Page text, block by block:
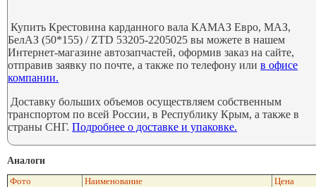
Купить Крестовина карданного вала КАМАЗ Евро, МАЗ,
БелАЗ (50*155) / ZTD 53205-2205025 вы можете в нашем
Интернет-магазине автозапчастей, оформив заказ на сайте,
отправив заявку по почте, а также по телефону илив офисе
компании.
Доставку больших объемов осуществляем собственным
транспортом по всей России, в Республику Крым, а также в
страны СНГ.Подробнее о доставке и упаковке.
Аналоги
Фото Наименование Цена